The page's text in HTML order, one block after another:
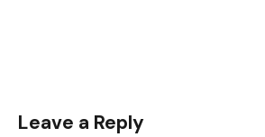
Leave a Reply